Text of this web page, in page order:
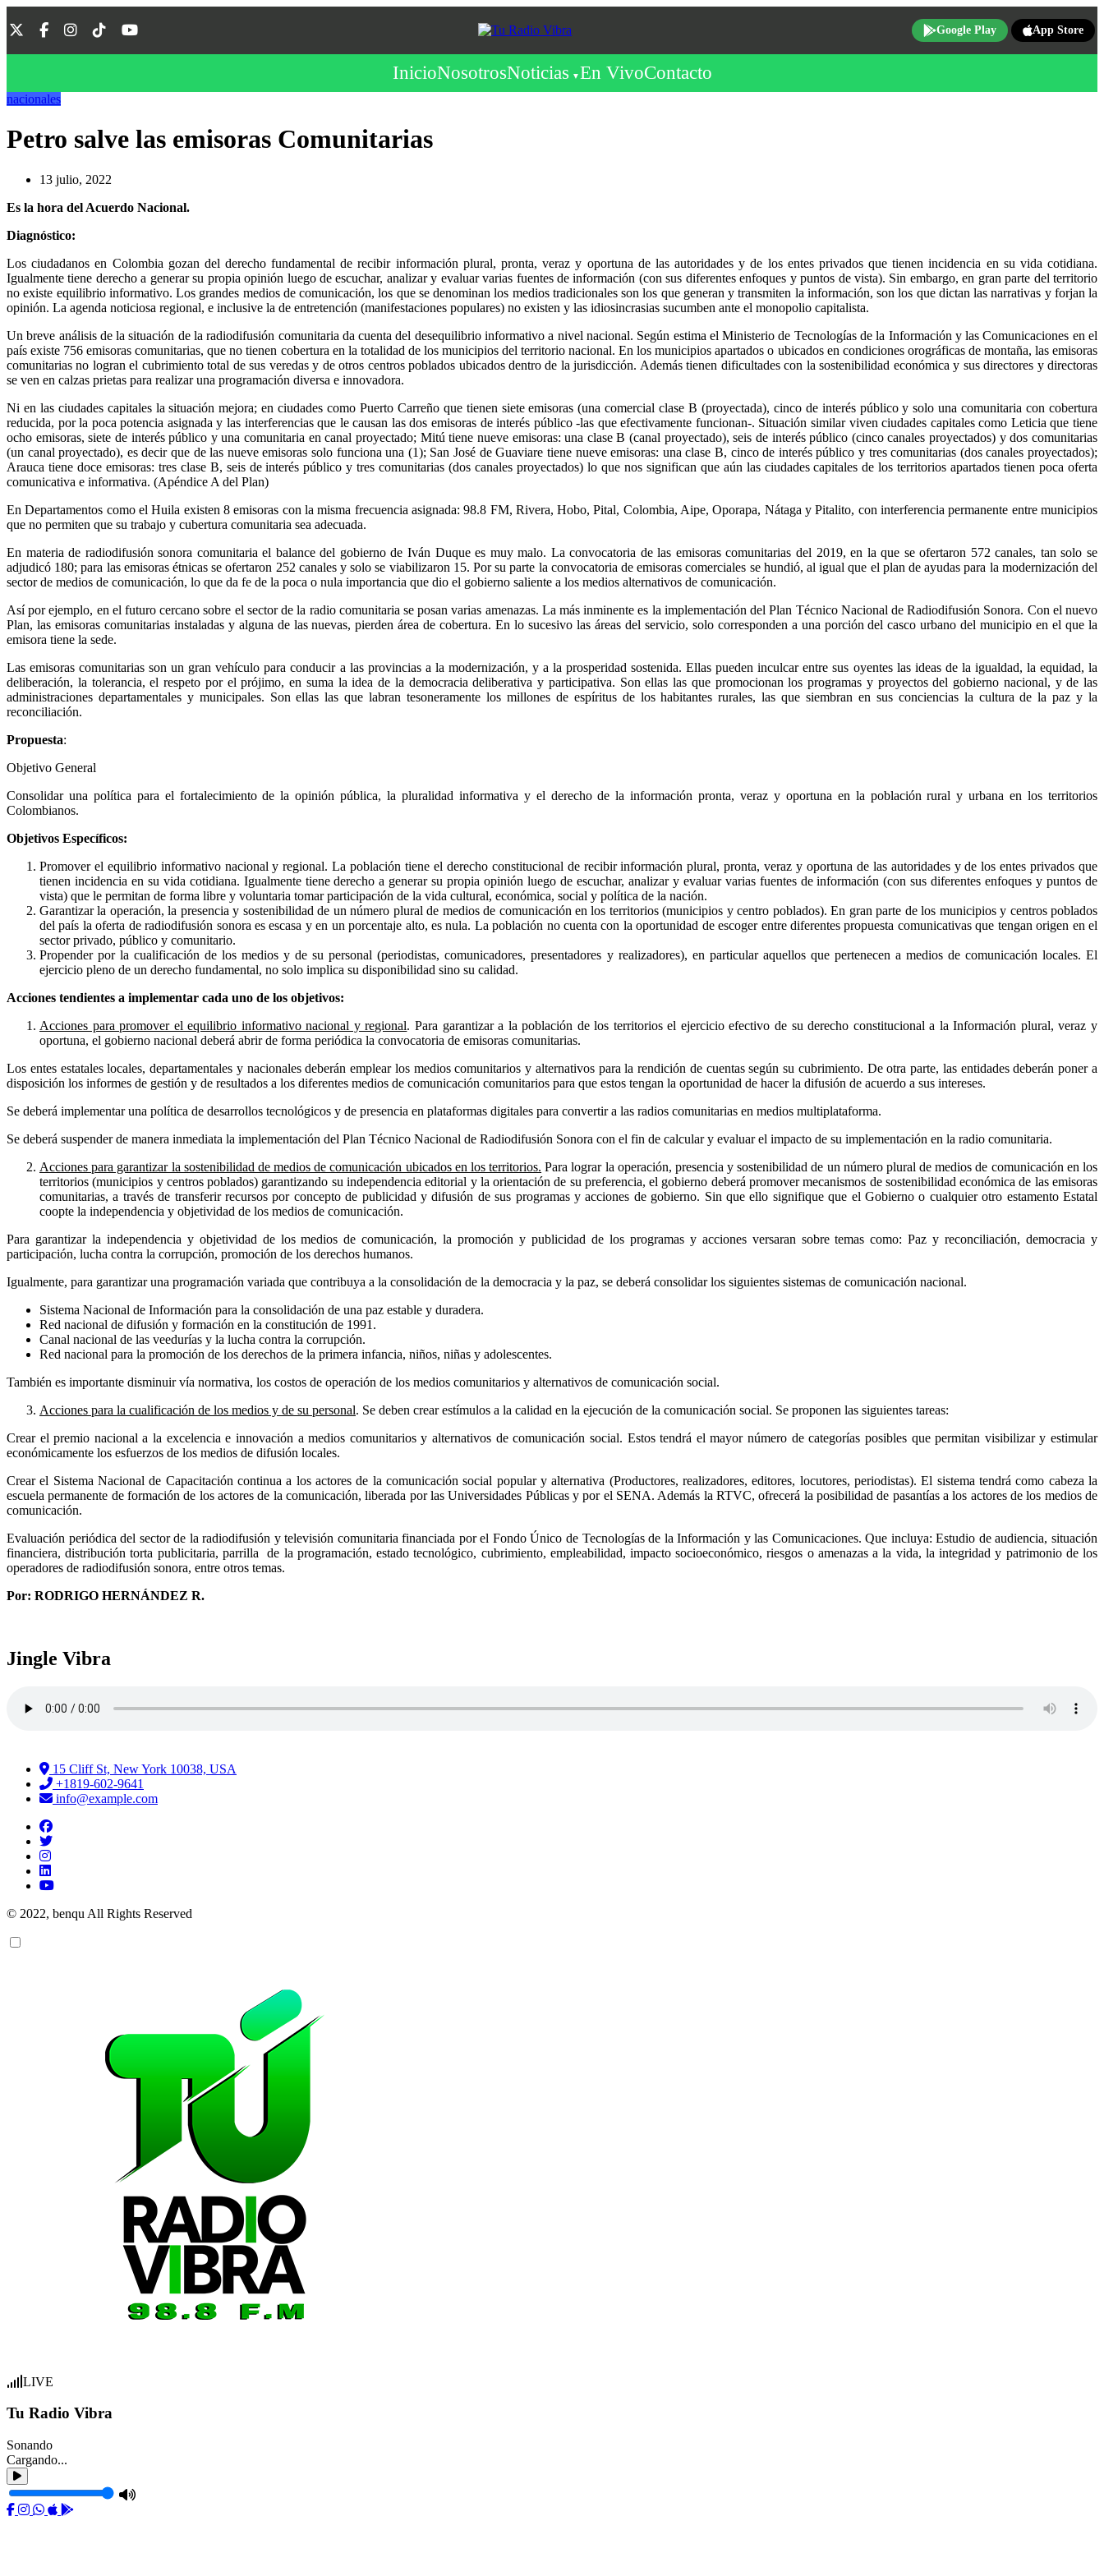
Google Play App Store
InicioNosotrosNoticias En VivoContacto
nacionales
Petro salve las emisoras Comunitarias
13 julio, 2022
Es la hora del Acuerdo Nacional.
Diagnóstico:
Los ciudadanos en Colombia gozan del derecho fundamental de recibir información plural, pronta, veraz y oportuna de las autoridades y de los entes privados que tienen incidencia en su vida cotidiana.
Igualmente tiene derecho a generar su propia opinión luego de escuchar, analizar y evaluar varias fuentes de información (con sus diferentes enfoques y puntos de vista). Sin embargo, en gran parte del territorio
no existe equilibrio informativo. Los grandes medios de comunicación, los que se denominan los medios tradicionales son los que generan y transmiten la información, son los que dictan las narrativas y forjan la
opinión. La agenda noticiosa regional, e inclusive la de entretención (manifestaciones populares) no existen y las idiosincrasias sucumben ante el monopolio capitalista.
Un breve análisis de la situación de la radiodifusión comunitaria da cuenta del desequilibrio informativo a nivel nacional. Según estima el Ministerio de Tecnologías de la Información y las Comunicaciones en el
país existe 756 emisoras comunitarias, que no tienen cobertura en la totalidad de los municipios del territorio nacional. En los municipios apartados o ubicados en condiciones orográficas de montaña, las emisoras
comunitarias no logran el cubrimiento total de sus veredas y de otros centros poblados ubicados dentro de la jurisdicción. Además tienen dificultades con la sostenibilidad económica y sus directores y directoras
se ven en calzas prietas para realizar una programación diversa e innovadora.
Ni en las ciudades capitales la situación mejora; en ciudades como Puerto Carreño que tienen siete emisoras (una comercial clase B (proyectada), cinco de interés público y solo una comunitaria con cobertura
reducida, por la poca potencia asignada y las interferencias que le causan las dos emisoras de interés público -las que efectivamente funcionan-. Situación similar viven ciudades capitales como Leticia que tiene
ocho emisoras, siete de interés público y una comunitaria en canal proyectado; Mitú tiene nueve emisoras: una clase B (canal proyectado), seis de interés público (cinco canales proyectados) y dos comunitarias
(un canal proyectado), es decir que de las nueve emisoras solo funciona una (1); San José de Guaviare tiene nueve emisoras: una clase B, cinco de interés público y tres comunitarias (dos canales proyectados);
Arauca tiene doce emisoras: tres clase B, seis de interés público y tres comunitarias (dos canales proyectados) lo que nos significan que aún las ciudades capitales de los territorios apartados tienen poca oferta
comunicativa e informativa. (Apéndice A del Plan)
En Departamentos como el Huila existen 8 emisoras con la misma frecuencia asignada: 98.8 FM, Rivera, Hobo, Pital, Colombia, Aipe, Oporapa, Nátaga y Pitalito, con interferencia permanente entre municipios
que no permiten que su trabajo y cubertura comunitaria sea adecuada.
En materia de radiodifusión sonora comunitaria el balance del gobierno de Iván Duque es muy malo. La convocatoria de las emisoras comunitarias del 2019, en la que se ofertaron 572 canales, tan solo se
adjudicó 180; para las emisoras étnicas se ofertaron 252 canales y solo se viabilizaron 15. Por su parte la convocatoria de emisoras comerciales se hundió, al igual que el plan de ayudas para la modernización del
sector de medios de comunicación, lo que da fe de la poca o nula importancia que dio el gobierno saliente a los medios alternativos de comunicación.
Así por ejemplo, en el futuro cercano sobre el sector de la radio comunitaria se posan varias amenazas. La más inminente es la implementación del Plan Técnico Nacional de Radiodifusión Sonora. Con el nuevo
Plan, las emisoras comunitarias instaladas y alguna de las nuevas, pierden área de cobertura. En lo sucesivo las áreas del servicio, solo corresponden a una porción del casco urbano del municipio en el que la
emisora tiene la sede.
Las emisoras comunitarias son un gran vehículo para conducir a las provincias a la modernización, y a la prosperidad sostenida. Ellas pueden inculcar entre sus oyentes las ideas de la igualdad, la equidad, la
deliberación, la tolerancia, el respeto por el prójimo, en suma la idea de la democracia deliberativa y participativa. Son ellas las que promocionan los programas y proyectos del gobierno nacional, y de las
administraciones departamentales y municipales. Son ellas las que labran tesoneramente los millones de espíritus de los habitantes rurales, las que siembran en sus conciencias la cultura de la paz y la
reconciliación.
Propuesta:
Objetivo General
Consolidar una política para el fortalecimiento de la opinión pública, la pluralidad informativa y el derecho de la información pronta, veraz y oportuna en la población rural y urbana en los territorios
Colombianos.
Objetivos Específicos:
Promover el equilibrio informativo nacional y regional. La población tiene el derecho constitucional de recibir información plural, pronta, veraz y oportuna de las autoridades y de los entes privados que
tienen incidencia en su vida cotidiana. Igualmente tiene derecho a generar su propia opinión luego de escuchar, analizar y evaluar varias fuentes de información (con sus diferentes enfoques y puntos de
vista) que le permitan de forma libre y voluntaria tomar participación de la vida cultural, económica, social y política de la nación.
Garantizar la operación, la presencia y sostenibilidad de un número plural de medios de comunicación en los territorios (municipios y centro poblados). En gran parte de los municipios y centros poblados
del país la oferta de radiodifusión sonora es escasa y en un porcentaje alto, es nula. La población no cuenta con la oportunidad de escoger entre diferentes propuesta comunicativas que tengan origen en el
sector privado, público y comunitario.
Propender por la cualificación de los medios y de su personal (periodistas, comunicadores, presentadores y realizadores), en particular aquellos que pertenecen a medios de comunicación locales. El
ejercicio pleno de un derecho fundamental, no solo implica su disponibilidad sino su calidad.
Acciones tendientes a implementar cada uno de los objetivos:
Acciones para promover el equilibrio informativo nacional y regional. Para garantizar a la población de los territorios el ejercicio efectivo de su derecho constitucional a la Información plural, veraz y
oportuna, el gobierno nacional deberá abrir de forma periódica la convocatoria de emisoras comunitarias.
Los entes estatales locales, departamentales y nacionales deberán emplear los medios comunitarios y alternativos para la rendición de cuentas según su cubrimiento. De otra parte, las entidades deberán poner a
disposición los informes de gestión y de resultados a los diferentes medios de comunicación comunitarios para que estos tengan la oportunidad de hacer la difusión de acuerdo a sus intereses.
Se deberá implementar una política de desarrollos tecnológicos y de presencia en plataformas digitales para convertir a las radios comunitarias en medios multiplataforma.
Se deberá suspender de manera inmediata la implementación del Plan Técnico Nacional de Radiodifusión Sonora con el fin de calcular y evaluar el impacto de su implementación en la radio comunitaria.
Acciones para garantizar la sostenibilidad de medios de comunicación ubicados en los territorios. Para lograr la operación, presencia y sostenibilidad de un número plural de medios de comunicación en los
territorios (municipios y centros poblados) garantizando su independencia editorial y la orientación de su preferencia, el gobierno deberá promover mecanismos de sostenibilidad económica de las emisoras
comunitarias, a través de transferir recursos por concepto de publicidad y difusión de sus programas y acciones de gobierno. Sin que ello signifique que el Gobierno o cualquier otro estamento Estatal
coopte la independencia y objetividad de los medios de comunicación.
Para garantizar la independencia y objetividad de los medios de comunicación, la promoción y publicidad de los programas y acciones versaran sobre temas como: Paz y reconciliación, democracia y
participación, lucha contra la corrupción, promoción de los derechos humanos.
Igualmente, para garantizar una programación variada que contribuya a la consolidación de la democracia y la paz, se deberá consolidar los siguientes sistemas de comunicación nacional.
Sistema Nacional de Información para la consolidación de una paz estable y duradera.
Red nacional de difusión y formación en la constitución de 1991.
Canal nacional de las veedurías y la lucha contra la corrupción.
Red nacional para la promoción de los derechos de la primera infancia, niños, niñas y adolescentes.
También es importante disminuir vía normativa, los costos de operación de los medios comunitarios y alternativos de comunicación social.
Acciones para la cualificación de los medios y de su personal. Se deben crear estímulos a la calidad en la ejecución de la comunicación social. Se proponen las siguientes tareas:
Crear el premio nacional a la excelencia e innovación a medios comunitarios y alternativos de comunicación social. Estos tendrá el mayor número de categorías posibles que permitan visibilizar y estimular
económicamente los esfuerzos de los medios de difusión locales.
Crear el Sistema Nacional de Capacitación continua a los actores de la comunicación social popular y alternativa (Productores, realizadores, editores, locutores, periodistas). El sistema tendrá como cabeza la
escuela permanente de formación de los actores de la comunicación, liberada por las Universidades Públicas y por el SENA. Además la RTVC, ofrecerá la posibilidad de pasantías a los actores de los medios de
comunicación.
Evaluación periódica del sector de la radiodifusión y televisión comunitaria financiada por el Fondo Único de Tecnologías de la Información y las Comunicaciones. Que incluya: Estudio de audiencia, situación
financiera, distribución torta publicitaria, parrilla de la programación, estado tecnológico, cubrimiento, empleabilidad, impacto socioeconómico, riesgos o amenazas a la vida, la integridad y patrimonio de los
operadores de radiodifusión sonora, entre otros temas.
Por: RODRIGO HERNÁNDEZ R.
Jingle Vibra
15 Cliff St, New York 10038, USA
+1819-602-9641
info@example.com
© 2022, benqu All Rights Reserved
LIVE
Tu Radio Vibra
Sonando
Cargando...